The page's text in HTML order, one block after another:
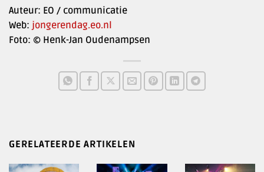
Auteur: EO / communicatie
Web: jongerendag.eo.nl
Foto: © Henk-Jan Oudenampsen
GERELATEERDE ARTIKELEN